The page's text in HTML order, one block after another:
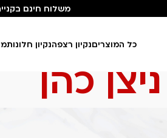
משלוח חינם בקנייה
כל המוצריםנקיון רצפהנקיון חלונות
כהן